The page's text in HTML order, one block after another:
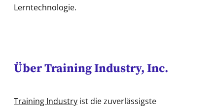
Lerntechnologie.
Über Training Industry, Inc.
Training Industry ist die zuverlässigste